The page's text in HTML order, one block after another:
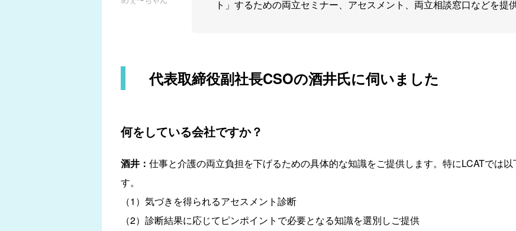
ト」するための両立セミナー、アセスメント、両立相談窓口などを提
代表取締役副社長CSOの酒井氏に伺いました
何をしている会社ですか？
酒井： 仕事と介護の両立負担を下げるための具体的な知識をご提供します。特にLCATでは
す。
（1）気づきを得られるアセスメント診断
（2）診断結果に応じてピンポイントで必要となる知識を選別しご提供